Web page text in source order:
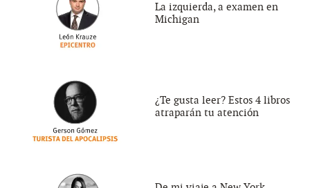
La izquierda, a examen en
Michigan
¿Te gusta leer? Estos 4 libros
atraparán tu atención